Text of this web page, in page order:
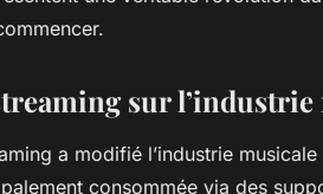
sur
a modifié l’industrie
consommée via des